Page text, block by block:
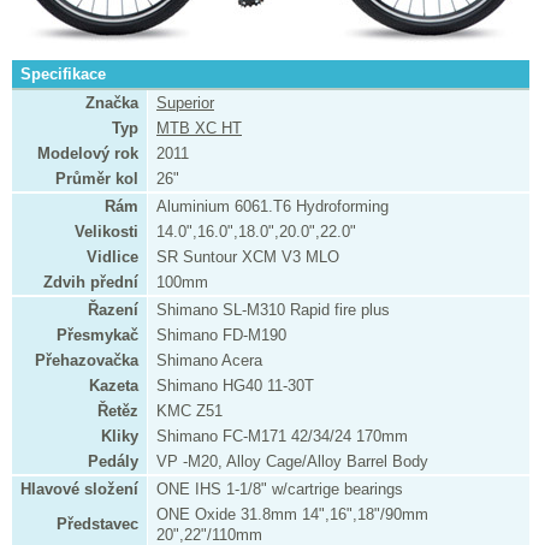
Specifikace
Značka
Superior
Typ
MTB XC HT
Modelový rok
2011
Průměr kol
26"
Rám
Aluminium 6061.T6 Hydroforming
Velikosti
14.0",16.0",18.0",20.0",22.0"
Vidlice
SR Suntour XCM V3 MLO
Zdvih přední
100mm
Řazení
Shimano SL-M310 Rapid fire plus
Přesmykač
Shimano FD-M190
Přehazovačka
Shimano Acera
Kazeta
Shimano HG40 11-30T
Řetěz
KMC Z51
Kliky
Shimano FC-M171 42/34/24 170mm
Pedály
VP -M20, Alloy Cage/Alloy Barrel Body
Hlavové složení
ONE IHS 1-1/8" w/cartrige bearings
Představec
ONE Oxide 31.8mm 14",16",18"/90mm
20",22"/110mm